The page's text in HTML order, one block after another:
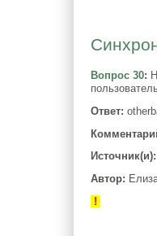
Вопрос 30:
Ответ:
Источник(и):
Автор:
!